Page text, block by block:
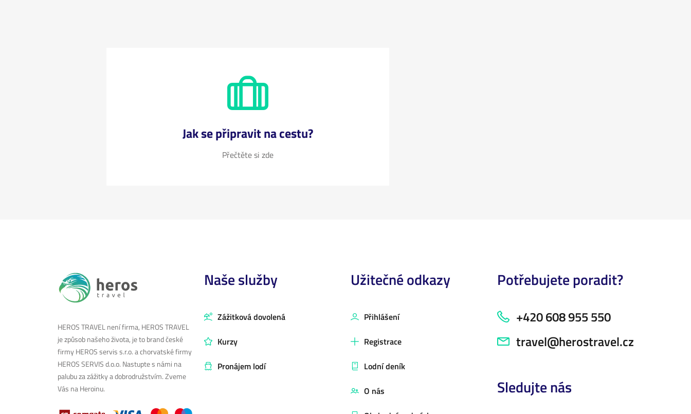
Jak se připravit na cestu?
Přečtěte si zde
HEROS TRAVEL není firma, HEROS TRAVEL
je způsob našeho života, je to brand české
firmy HEROS servis s.r.o. a chorvatské firmy
HEROS SERVIS d.o.o. Nastupte s námi na
palubu za zážitky a dobrodružstvím. Zveme
Vás na Heroinu.
Naše služby
Zážitková dovolená
Kurzy
Pronájem lodí
Užitečné odkazy
Přihlášení
Registrace
Lodní deník
O nás
Potřebujete poradit?
+420 608 955 550
travel@herostravel.cz
Sledujte nás